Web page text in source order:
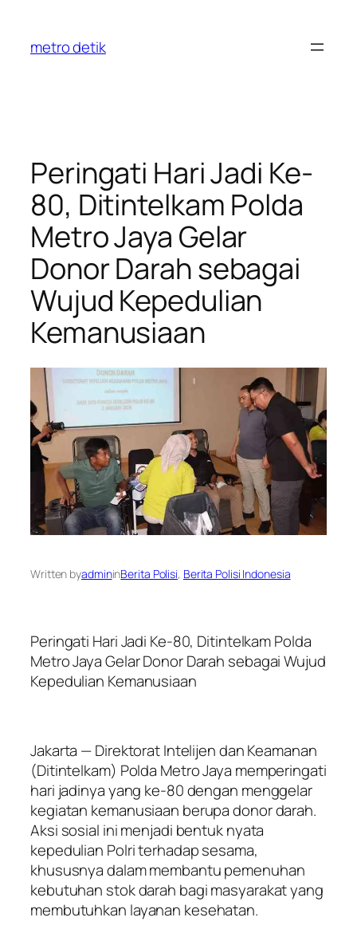
content
metro detik
Peringati Hari Jadi Ke-
80, Ditintelkam Polda
Metro Jaya Gelar
Donor Darah sebagai
Wujud Kepedulian
Kemanusiaan
Written byadmininBerita Polisi, Berita Polisi Indonesia
Peringati Hari Jadi Ke-80, Ditintelkam Polda
Metro Jaya Gelar Donor Darah sebagai Wujud
Kepedulian Kemanusiaan
Jakarta — Direktorat Intelijen dan Keamanan
(Ditintelkam) Polda Metro Jaya memperingati
hari jadinya yang ke-80 dengan menggelar
kegiatan kemanusiaan berupa donor darah.
Aksi sosial ini menjadi bentuk nyata
kepedulian Polri terhadap sesama,
khususnya dalam membantu pemenuhan
kebutuhan stok darah bagi masyarakat yang
membutuhkan layanan kesehatan.